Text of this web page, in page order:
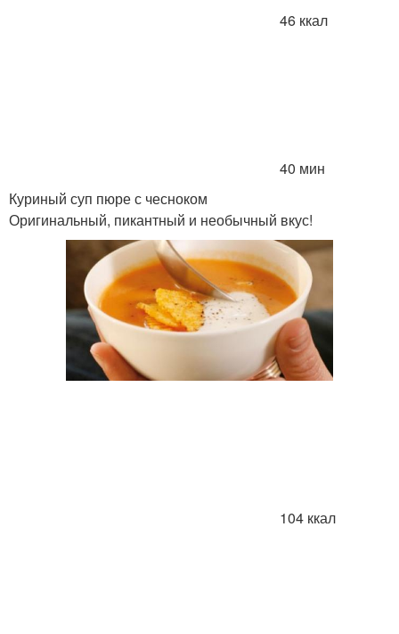
46 ккал
40 мин
Куриный суп пюре с чесноком
Оригинальный, пикантный и необычный вкус!
104 ккал